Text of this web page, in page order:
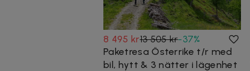
8 495 kr13 505 kr-37%
Paketresa Österrike t/r med
bil, hytt & 3 nätter i lägenhet